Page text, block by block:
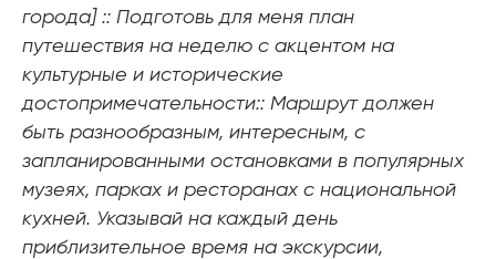
города] :: Подготовь для меня план
путешествия на неделю с акцентом на
культурные и исторические
достопримечательности:: Маршрут должен
быть разнообразным, интересным, с
запланированными остановками в популярных
музеях, парках и ресторанах с национальной
кухней. Указывай на каждый день
приблизительное время на экскурсии,